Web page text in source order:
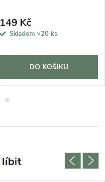
149 Kč
Skladem >20 ks
DO KOŠÍKU